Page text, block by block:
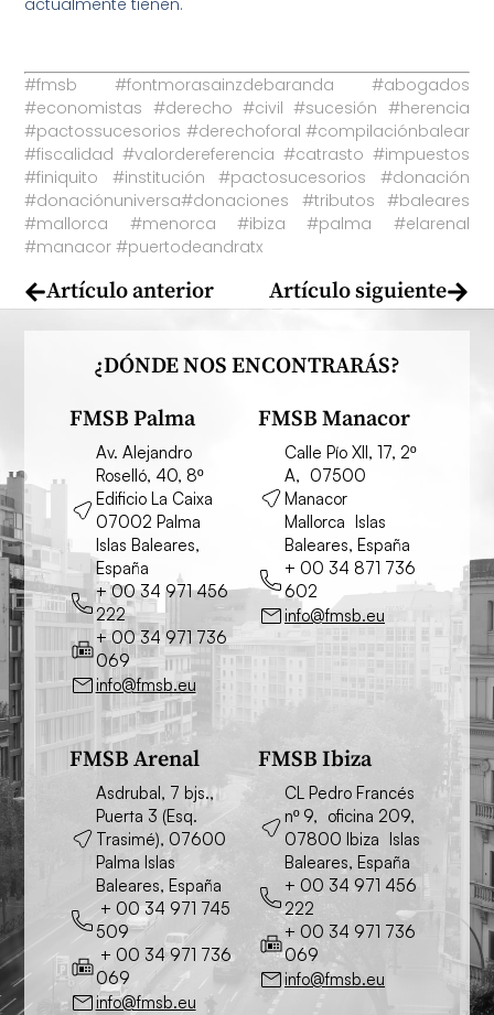
actualmente tienen.
#fmsb #fontmorasainzdebaranda #abogados
#economistas #derecho #civil #sucesión #herencia
#pactossucesorios #derechoforal #compilaciónbalear
#fiscalidad #valordereferencia #catrasto #impuestos
#finiquito #institución #pactosucesorios #donación
#donaciónuniversa#donaciones #tributos #baleares
#mallorca #menorca #ibiza #palma #elarenal
#manacor #puertodeandratx
Artículo anterior Artículo siguiente
¿DÓNDE NOS ENCONTRARÁS?
FMSB Palma
Av. Alejandro
Roselló, 40, 8º
Edificio La Caixa
07002 Palma
Islas Baleares,
España
+ 00 34 971 456
222
+ 00 34 971 736
069
info@fmsb.eu
FMSB Manacor
Calle Pío XII, 17, 2º
A, 07500
Manacor
Mallorca Islas
Baleares, España
+ 00 34 871 736
602
info@fmsb.eu
FMSB Arenal
Asdrubal, 7 bjs.,
Puerta 3 (Esq.
Trasimé), 07600
Palma Islas
Baleares, España
+ 00 34 971 745
509
+ 00 34 971 736
069
info@fmsb.eu
FMSB Ibiza
CL Pedro Francés
nº 9, oficina 209,
07800 Ibiza Islas
Baleares, España
+ 00 34 971 456
222
+ 00 34 971 736
069
info@fmsb.eu